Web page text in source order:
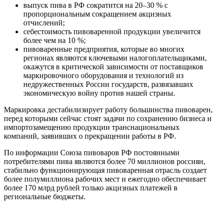
выпуск пива в РФ сократится на 20‒30 % с
пропорциональным сокращением акцизных
отчислений;
себестоимость пивоваренной продукции увеличится
более чем на 10 %;
пивоваренные предприятия, которые во многих
регионах являются ключевыми налогоплательщиками,
окажутся в критической зависимости от поставщиков
маркировочного оборудования и технологий из
недружественных России государств, развязавших
экономическую войну против нашей страны.
Маркировка дестабилизирует работу большинства пивоварен,
перед которыми сейчас стоят задачи по сохранению бизнеса и
импортозамещению продукции транснациональных
компаний, заявивших о прекращении работы в РФ.
По информации Союза пивоваров РФ постоянными
потребителями пива являются более 70 миллионов россиян,
стабильно функционирующая пивоваренная отрасль создает
более полумиллиона рабочих мест и ежегодно обеспечивает
более 170 млрд рублей только акцизных платежей в
региональные бюджеты.